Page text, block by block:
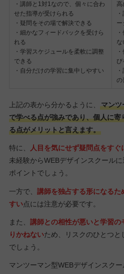
・講師と1対1なので、個々に合わ
せた指導が受けられる
・疑問をその場で解決できる
・細かなフィードバックを受けら
れる
・学習スケジュールを柔軟に調整
できる
・自分だけの学習に集中しやすい
高
ー
な
び
の
上記の表から分かるように、
マンツ
で学べる点が強みであり、個人に
る点がメリットと言えます。
特に、 人目を気にせず疑問点をすぐ
未経験からWEBデザインスクール
ポイントでしょう。
一方で、 講師を独占する形になる
すい点には注意が必要です。
また、 講師との相性が悪いと学習
りかねないため、リスクのひとつと
でしょう。
マンツーマン型WEBデザインスク